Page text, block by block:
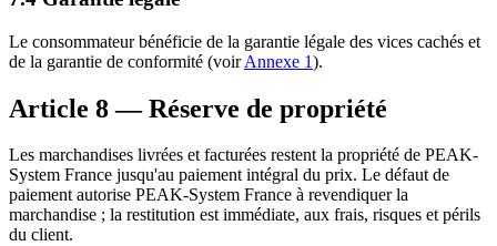
Le consommateur bénéficie de la garantie légale des vices cachés et
de la garantie de conformité (voirAnnexe 1).
Article 8 — Réserve de propriété
Les marchandises livrées et facturées restent la propriété de PEAK-
System France jusqu'au paiement intégral du prix. Le défaut de
paiement autorise PEAK-System France à revendiquer la
marchandise ; la restitution est immédiate, aux frais, risques et périls
du client.